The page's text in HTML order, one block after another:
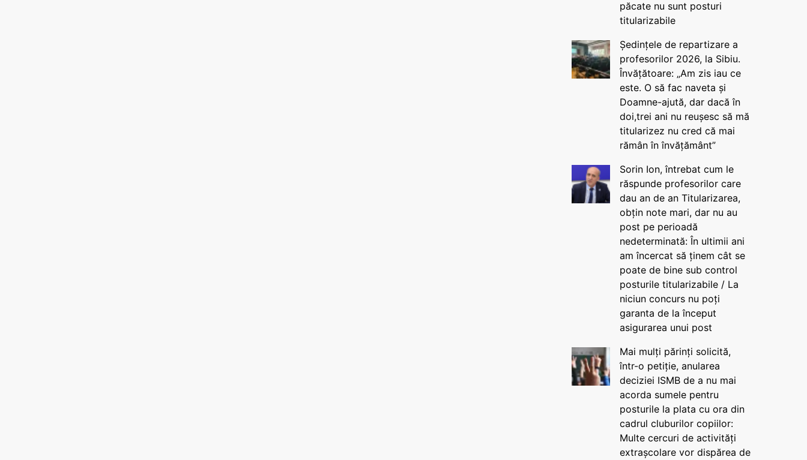
păcate nu sunt posturi
titularizabile
Ședințele de repartizare a
profesorilor 2026, la Sibiu.
Învățătoare: „Am zis iau ce
este. O să fac naveta și
Doamne-ajută, dar dacă în
doi,trei ani nu reușesc să mă
titularizez nu cred că mai
rămân în învățământ”
Sorin Ion, întrebat cum le
răspunde profesorilor care
dau an de an Titularizarea,
obțin note mari, dar nu au
post pe perioadă
nedeterminată: În ultimii ani
am încercat să ținem cât se
poate de bine sub control
posturile titularizabile / La
niciun concurs nu poți
garanta de la început
asigurarea unui post
Mai mulți părinți solicită,
într-o petiție, anularea
deciziei ISMB de a nu mai
acorda sumele pentru
posturile la plata cu ora din
cadrul cluburilor copiilor:
Multe cercuri de activități
extrașcolare vor dispărea de